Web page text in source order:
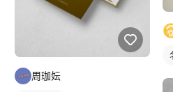
周珈妘